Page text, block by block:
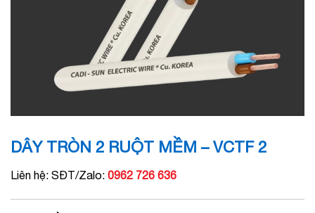
DÂY TRÒN 2 RUỘT MỀM – VCTF 2
Liên hệ: SĐT/Zalo: 0962 726 636